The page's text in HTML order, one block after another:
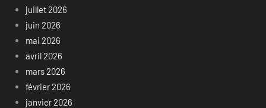
juillet 2026
juin 2026
mai 2026
avril 2026
mars 2026
février 2026
janvier 2026